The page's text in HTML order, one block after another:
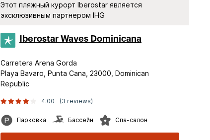
Этот пляжный курорт Iberostar является
эксклюзивным партнером IHG
Iberostar Waves Dominicana
Carretera Arena Gorda
Playa Bavaro, Punta Cana, 23000, Dominican
Republic
4.00 (3 reviews)
Парковка Бассейн Спа-салон